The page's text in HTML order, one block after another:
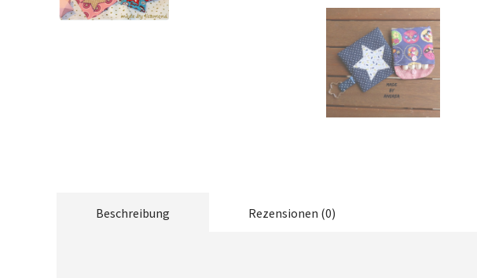
Beschreibung Rezensionen (0)